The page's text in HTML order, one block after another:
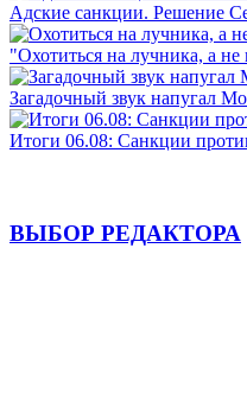
Адские санкции. Решение
"Охотиться на лучника, а не
Загадочный звук напугал
Итоги 06.08: Санкции
ВЫБОР РЕДАКТОРА